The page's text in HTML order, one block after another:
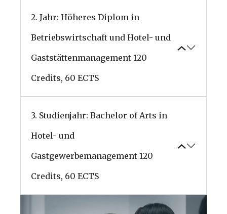
2. Jahr: Höheres Diplom in
Betriebswirtschaft und Hotel- und
Gaststättenmanagement 120
Credits, 60 ECTS
3. Studienjahr: Bachelor of Arts in
Hotel- und
Gastgewerbemanagement 120
Credits, 60 ECTS